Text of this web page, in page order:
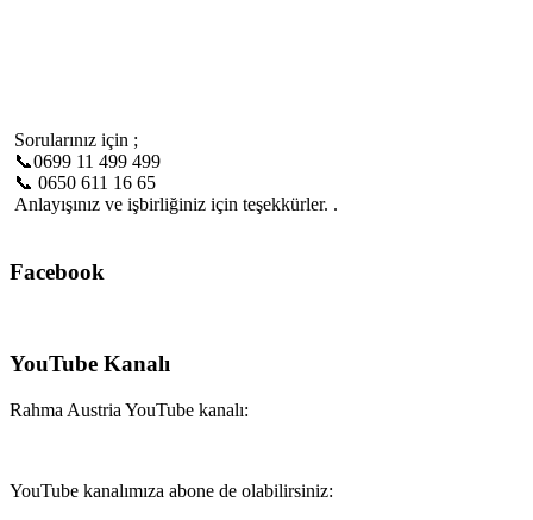
Sorularınız için ;
📞0699 11 499 499
📞 0650 611 16 65
Anlayışınız ve işbirliğiniz için teşekkürler. .
Facebook
YouTube Kanalı
Rahma Austria YouTube kanalı:
YouTube kanalımıza abone de olabilirsiniz: